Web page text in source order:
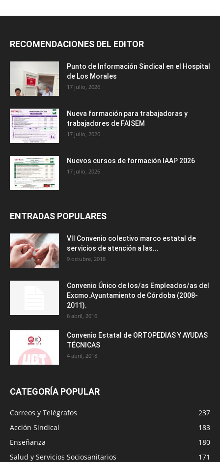
RECOMENDACIONES DEL EDITOR
Punto de Información Sindical en el Hospital
de Los Morales
17 julio, 2026
Nueva formación para trabajadoras y
trabajadores de FAISEM
17 julio, 2026
Nuevos cursos de formación IAAP 2026
17 julio, 2026
ENTRADAS POPULARES
VII Convenio colectivo marco estatal de
servicios de atención a las...
9 octubre, 2018
Convenio Único de los/as Empleados/as del
Excmo.Ayuntamiento de Córdoba (2008-
2011).
6 abril, 2016
Convenio Estatal de ORTOPEDIAS Y AYUDAS
TÉCNICAS
4 abril, 2018
CATEGORÍA POPULAR
Correos y Telégrafos
237
Acción Sindical
183
Enseñanza
180
Salud y Servicios Sociosanitarios
171